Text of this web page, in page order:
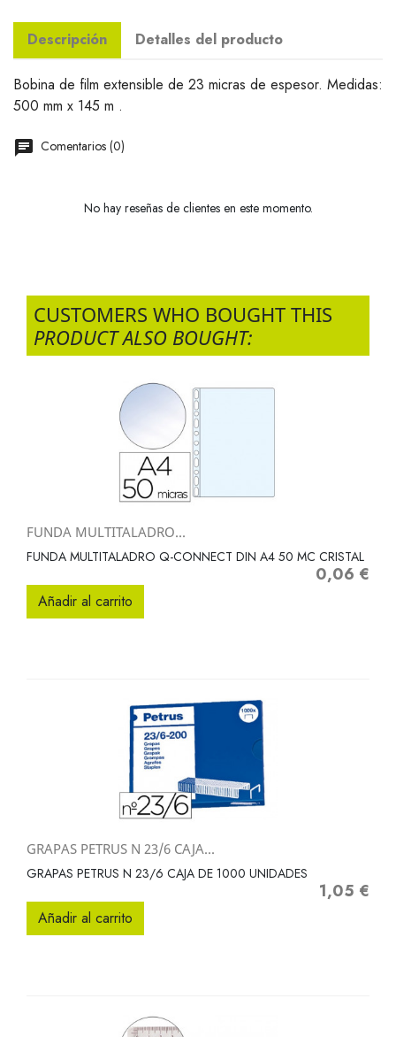
Descripción Detalles del producto
Bobina de film extensible de 23 micras de espesor. Medidas:
500 mm x 145 m .
Comentarios (0)
No hay reseñas de clientes en este momento.
CUSTOMERS WHO BOUGHT THIS
PRODUCT ALSO BOUGHT:
FUNDA MULTITALADRO...
FUNDA MULTITALADRO Q-CONNECT DIN A4 50 MC CRISTAL
Precio
0,06 €
Añadir al carrito
GRAPAS PETRUS N 23/6 CAJA...
GRAPAS PETRUS N 23/6 CAJA DE 1000 UNIDADES
Precio
1,05 €
Añadir al carrito